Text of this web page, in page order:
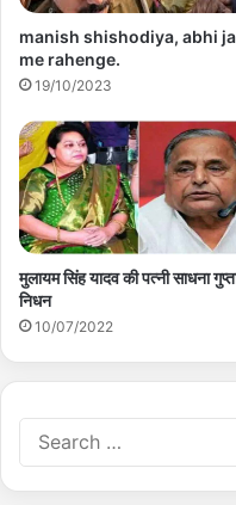
manish shishodiya, abhi
me rahenge.
19/10/2023
मुलायम सिंह यादव की पत्नी साधना
निधन
10/07/2022